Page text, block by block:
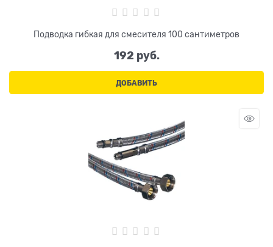
Подводка гибкая для смесителя 100 сантиметров
192 руб.
ДОБАВИТЬ